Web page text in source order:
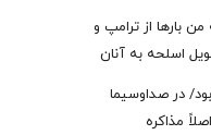
من بارها از ترامپ و
اسلحه به آنان
در صداوسیما
مذاکره